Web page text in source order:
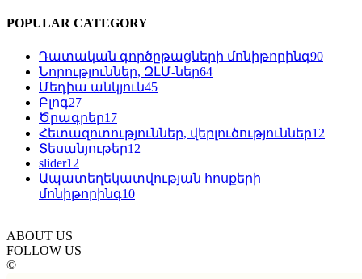
POPULAR CATEGORY
Դատական գործըթացների մոնիթորինգ90
Նորություններ, ԶԼՄ-ներ64
Մեդիա անկյուն45
Բլոգ27
Ծրագրեր17
Հետազոտություններ, վերլուծություններ12
Տեսանյութեր12
slider12
Ապատեղեկատվության հոսքերի
մոնիթորինգ10
ABOUT US
FOLLOW US
©